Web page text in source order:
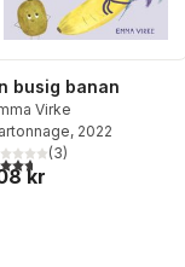
busig banan
Virke
, 2022
utav 5 stjärnor. Totalt
(3)
kr